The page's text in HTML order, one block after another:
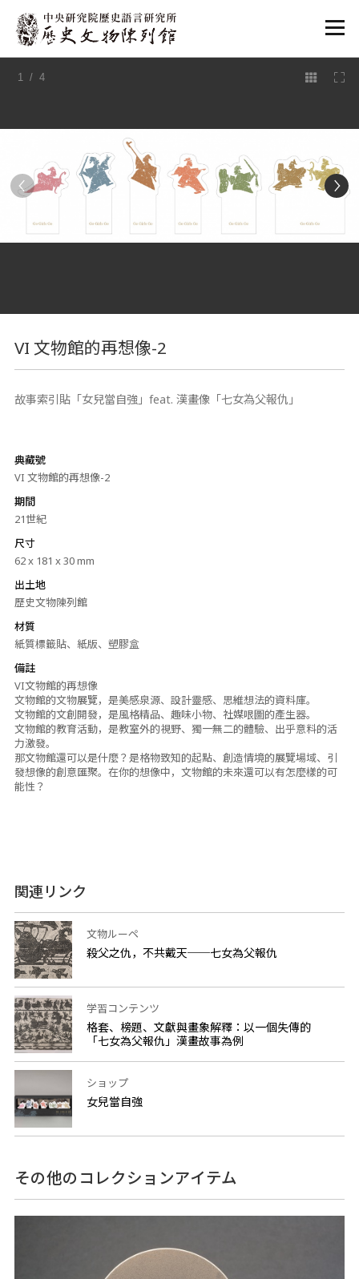
:::
1 / 4
VI 文物館的再想像-2
故事索引貼「女兒當自強」feat. 漢畫像「七女為父報仇」
典藏號
VI 文物館的再想像-2
期間
21世紀
尺寸
62 x 181 x 30 mm
出土地
歷史文物陳列館
材質
紙質標籤貼、紙版、塑膠盒
備註
VI文物館的再想像
文物館的文物展覽，是美感泉源、設計靈感、思維想法的資料庫。
文物館的文創開發，是風格精品、趣味小物、社媒哏圖的產生器。
文物館的教育活動，是教室外的視野、獨一無二的體驗、出乎意料的活
力激發。
那文物館還可以是什麼？是格物致知的起點、創造情境的展覽場域、引
發想像的創意匯聚。在你的想像中，文物館的未來還可以有怎麼樣的可
能性？
関連リンク
文物ルーペ
殺父之仇，不共戴天──七女為父報仇
学習コンテンツ
格套、榜題、文獻與畫象解釋：以一個失傳的
「七女為父報仇」漢畫故事為例
ショップ
女兒當自強
その他のコレクションアイテム